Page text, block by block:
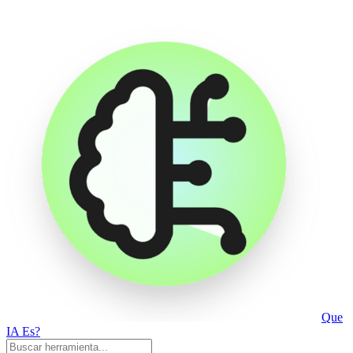
Que
IA Es?